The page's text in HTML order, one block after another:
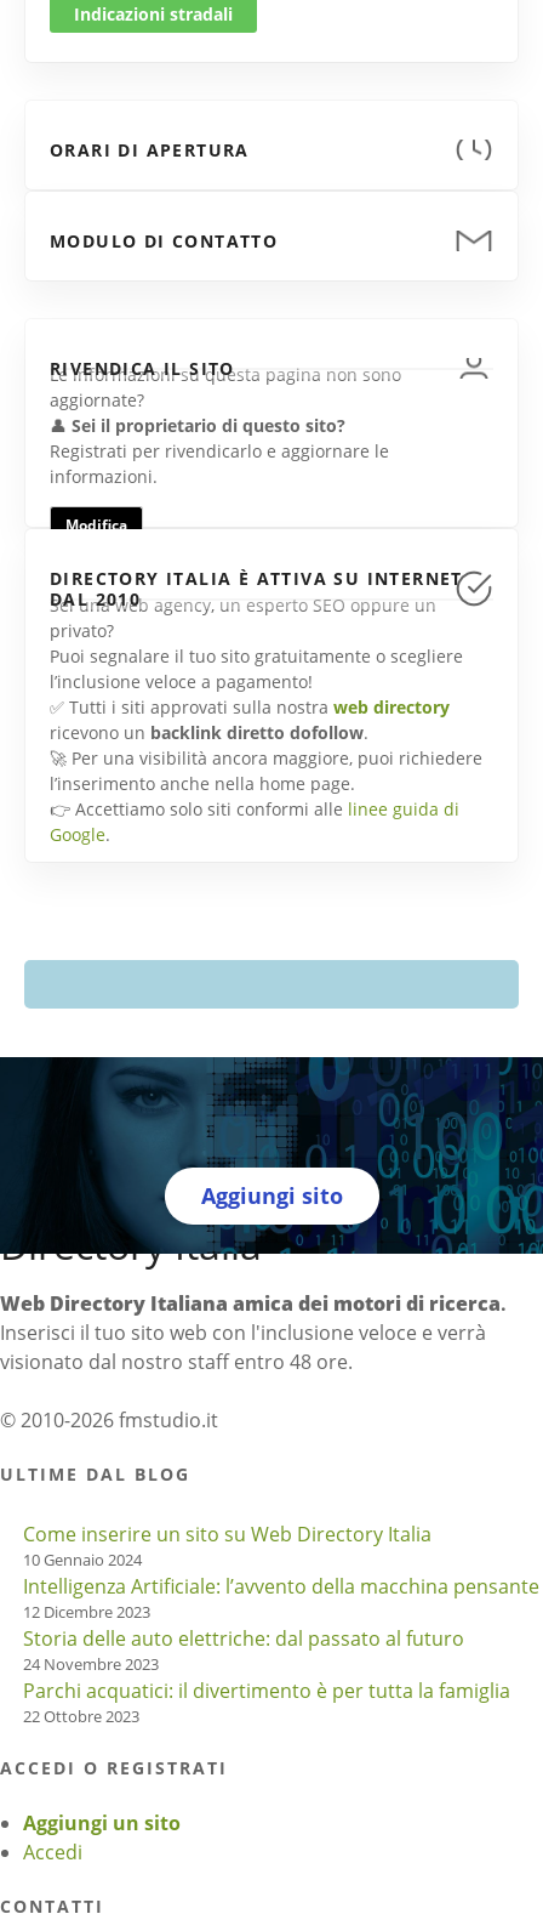
Indicazioni stradali
ORARI DI APERTURA
MODULO DI CONTATTO
RIVENDICA IL SITO
Le informazioni su questa pagina non sono
aggiornate?
👤 Sei il proprietario di questo sito?
Registrati per rivendicarlo e aggiornare le
informazioni.
Modifica
DIRECTORY ITALIA È ATTIVA SU INTERNET
DAL 2010
Sei una web agency, un esperto SEO oppure un
privato?
Puoi segnalare il tuo sito gratuitamente o scegliere
l’inclusione veloce a pagamento!
✅ Tutti i siti approvati sulla nostra web directory
ricevono un backlink diretto dofollow.
🚀 Per una visibilità ancora maggiore, puoi richiedere
l’inserimento anche nella home page.
👉 Accettiamo solo siti conformi alle linee guida di
Google.
Aggiungi sito
Directory Italia
Web Directory Italiana amica dei motori di ricerca.
Inserisci il tuo sito web con l'inclusione veloce e verrà
visionato dal nostro staff entro 48 ore.
© 2010-2026 fmstudio.it
ULTIME DAL BLOG
Come inserire un sito su Web Directory Italia
10 Gennaio 2024
Intelligenza Artificiale: l’avvento della macchina pensante
12 Dicembre 2023
Storia delle auto elettriche: dal passato al futuro
24 Novembre 2023
Parchi acquatici: il divertimento è per tutta la famiglia
22 Ottobre 2023
ACCEDI O REGISTRATI
Aggiungi un sito
Accedi
CONTATTI